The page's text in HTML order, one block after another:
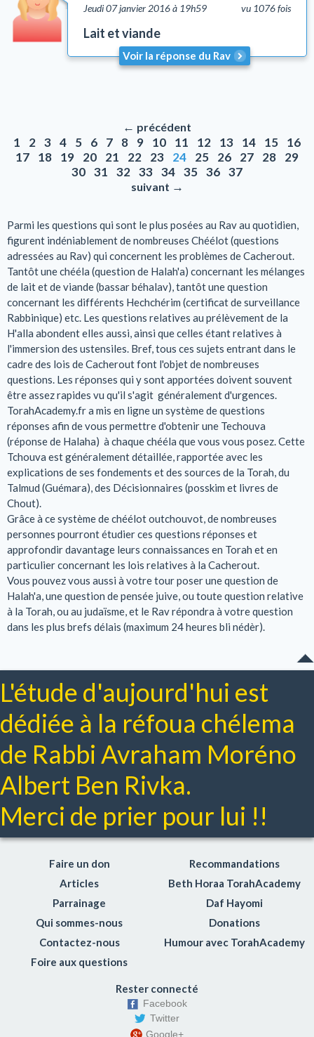
vu 1076 fois
Jeudi 07 janvier 2016 à 19h59
Lait et viande
Voir la réponse du Rav
← précédent
1 2 3 4 5 6 7 8 9 10 11 12 13 14 15
16
17
18 19 20 21 22 23 24 25 26 27 28
29
30 31 32 33 34 35 36 37
suivant →
Parmi les questions qui sont le plus posées au Rav au quotidien,
figurent indéniablement de nombreuses Chéélot (questions
adressées au Rav) qui concernent les problèmes de Cacherout.
Tantôt une chééla (question de Halah'a) concernant les mélanges
de lait et de viande (bassar béhalav), tantôt une question
concernant les différents Hechchérim (certificat de surveillance
Rabbinique) etc. Les questions relatives au prélèvement de la
H'alla abondent elles aussi, ainsi que celles étant relatives à
l'immersion des ustensiles. Bref, tous ces sujets entrant dans le
cadre des lois de Cacherout font l'objet de nombreuses
questions. Les réponses qui y sont apportées doivent souvent
être assez rapides vu qu'il s'agit généralement d'urgences.
TorahAcademy.fr a mis en ligne un système de questions
réponses afin de vous permettre d'obtenir une Techouva
(réponse de Halaha) à chaque chééla que vous vous posez. Cette
Tchouva est généralement détaillée, rapportée avec les
explications de ses fondements et des sources de la Torah, du
Talmud (Guémara), des Décisionnaires (posskim et livres de
Chout).
Grâce à ce système de chéélot outchouvot, de nombreuses
personnes pourront étudier ces questions réponses et
approfondir davantage leurs connaissances en Torah et en
particulier concernant les lois relatives à la Cacherout.
Vous pouvez vous aussi à votre tour poser une question de
Halah'a, une question de pensée juive, ou toute question relative
à la Torah, ou au judaïsme, et le Rav répondra à votre question
dans les plus brefs délais (maximum 24 heures bli nédèr).
L'étude d'aujourd'hui est
dédiée à la réfoua chélema
de Rabbi Avraham Moréno
Albert Ben Rivka.
Merci de prier pour lui !!
Faire un don
Articles
Parrainage
Qui sommes-nous
Contactez-nous
Foire aux questions
Recommandations
Beth Horaa TorahAcademy
Daf Hayomi
Donations
Humour avec TorahAcademy
Rester connecté
Facebook
Twitter
Google+